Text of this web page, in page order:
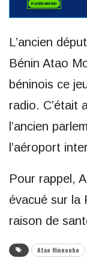
L’ancien
Bénin Atao
béninois ce
radio. C’était
l’ancien
l’aéroport
Pour rappel,
évacué sur la
raison de
Atao Hinnouho